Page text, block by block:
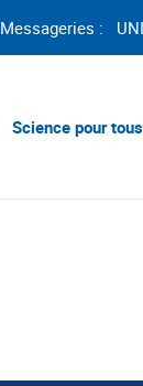
Messageries :
Science pour tous